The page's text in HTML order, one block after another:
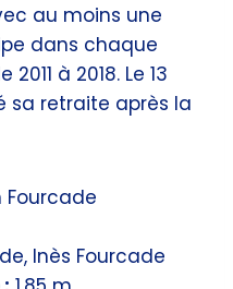
au moins une
dans chaque
à 2018. Le 13
sa retraite après la
Fourcade
Inès Fourcade